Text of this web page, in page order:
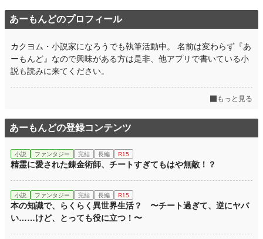
あーもんどのプロフィール
カクヨム・小説家になろうでも執筆活動中。 名前は変わらず『あ
ーもんど』なので興味がある方は是非、他アプリで書いている小
説も読みに来てください。
もっと見る
あーもんどの登録コンテンツ
小説 ファンタジー 完結 長編 R15
精霊に愛された錬金術師、チートすぎてもはや無敵！？
小説 ファンタジー 完結 長編 R15
本の知識で、らくらく異世界生活？ 〜チート過ぎて、逆にヤバ
い……けど、とっても役に立つ！〜